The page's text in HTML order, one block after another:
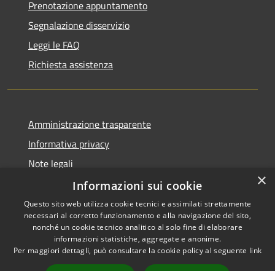
Prenotazione appuntamento
Segnalazione disservizio
Leggi le FAQ
Richiesta assistenza
Amministrazione trasparente
Informativa privacy
Note legali
Dichiarazione di accessibilità
RSS
Accessibilità
Copyright © 2026 • Comune di
Farindola • Powered by
×
Informazioni sui cookie
Questo sito web utilizza cookie tecnici e assimilati strettamente
necessari al corretto funzionamento e alla navigazione del sito,
nonché un cookie tecnico analitico al solo fine di elaborare
informazioni statistiche, aggregate e anonime.
Per maggiori dettagli, può consultare la cookie policy al seguente link